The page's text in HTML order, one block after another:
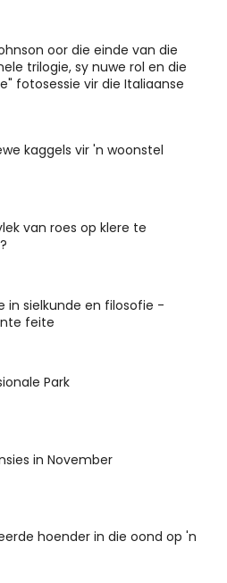
oor die einde van die
trilogie, sy nuwe rol en die
fotosessie vir die Italiaanse
kaggels vir 'n woonstel
van roes op klere te
in sielkunde en filosofie -
feite
Park
in November
hoender in die oond op 'n